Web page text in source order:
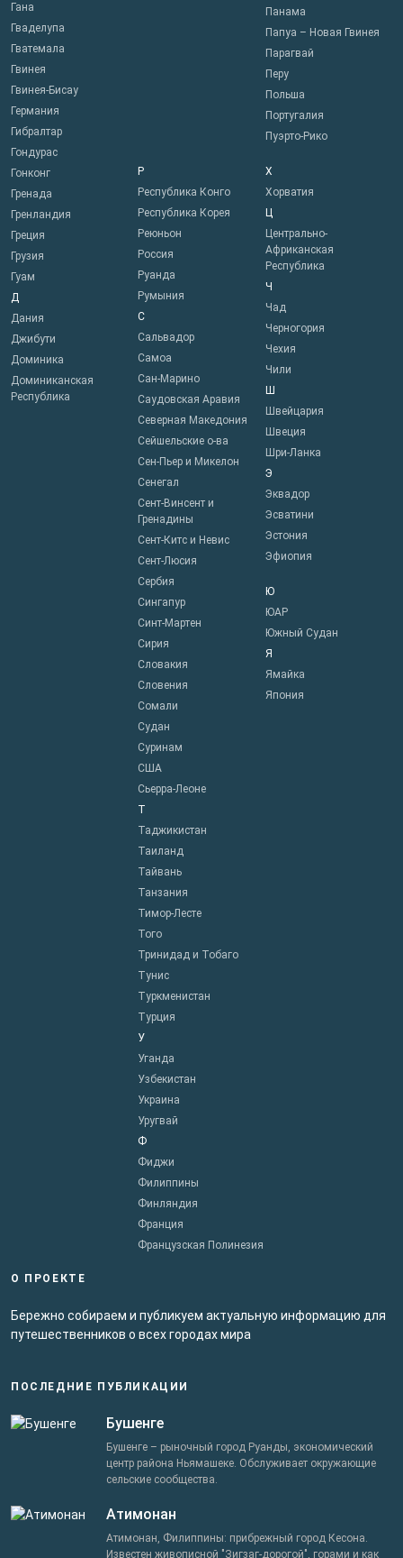
Гана
Гваделупа
Гватемала
Гвинея
Гвинея-Бисау
Германия
Гибралтар
Гондурас
Гонконг
Гренада
Гренландия
Греция
Грузия
Гуам
Д
Дания
Джибути
Доминика
Доминиканская
Республика
Панама
Папуа – Новая Гвинея
Парагвай
Перу
Польша
Португалия
Пуэрто-Рико
Р
Республика Конго
Республика Корея
Реюньон
Россия
Руанда
Румыния
С
Сальвадор
Самоа
Сан-Марино
Саудовская Аравия
Северная Македония
Сейшельские о-ва
Сен-Пьер и Микелон
Сенегал
Сент-Винсент и
Гренадины
Сент-Китс и Невис
Сент-Люсия
Сербия
Сингапур
Синт-Мартен
Сирия
Словакия
Словения
Сомали
Судан
Суринам
США
Сьерра-Леоне
Т
Таджикистан
Таиланд
Тайвань
Танзания
Тимор-Лесте
Того
Тринидад и Тобаго
Тунис
Туркменистан
Турция
У
Уганда
Узбекистан
Украина
Уругвай
Ф
Фиджи
Филиппины
Финляндия
Франция
Французская Полинезия
Х
Хорватия
Ц
Центрально-
Африканская
Республика
Ч
Чад
Черногория
Чехия
Чили
Ш
Швейцария
Швеция
Шри-Ланка
Э
Эквадор
Эсватини
Эстония
Эфиопия
Ю
ЮАР
Южный Судан
Я
Ямайка
Япония
О ПРОЕКТЕ
Бережно собираем и публикуем актуальную информацию для
путешественников о всех городах мира
ПОСЛЕДНИЕ ПУБЛИКАЦИИ
Бушенге
Бушенге – рыночный город Руанды, экономический
центр района Ньямашеке. Обслуживает окружающие
сельские сообщества.
Атимонан
Атимонан, Филиппины: прибрежный город Кесона.
Известен живописной "Зигзаг-дорогой", горами и как